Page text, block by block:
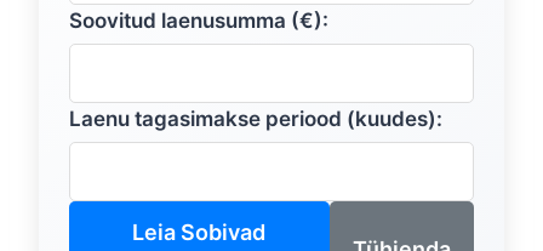
Soovitud laenusumma (€):
Laenu tagasimakse periood (kuudes):
Leia Sobivad